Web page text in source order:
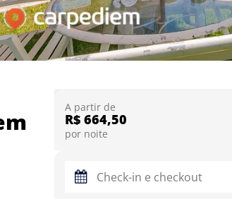
A partir de
R$ 664,50
por noite